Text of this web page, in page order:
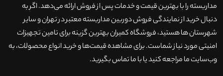
مداربسته را با بهترین قیمت و خدمات پس از فروش ارائه می‌دهد. اگر به
دنبال خرید از نمایندگی فروش دوربین مداربسته معتبر در تهران و سایر
شهرستان ها هستید، فروشگاه کمیران بهترین گزینه برای تامین تجهیزات
امنیتی مورد نیاز شماست. برای مشاهده قیمت‌ها و خرید انواع محصولات، به
وب‌سایت ما مراجعه کنید یا با ما تماس بگیرید.